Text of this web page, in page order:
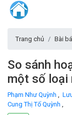
Trang chủ Bài
So sánh
một số loại
Phạm Như Quỳnh ,
Cung Thị Tố Quỳnh ,